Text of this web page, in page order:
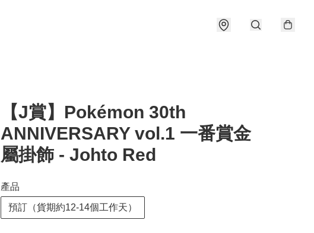
【J賞】Pokémon 30th
ANNIVERSARY vol.1 一番賞金
屬掛飾 - Johto Red
產品
預訂（貨期約12-14個工作天）